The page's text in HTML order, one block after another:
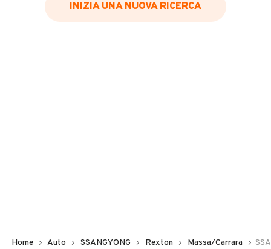
Inserisci il numero di targa per verificare la disponibilità
INIZIA UNA NUOVA RICERCA
Home Auto SSANGYONG Rexton Massa/Carrara